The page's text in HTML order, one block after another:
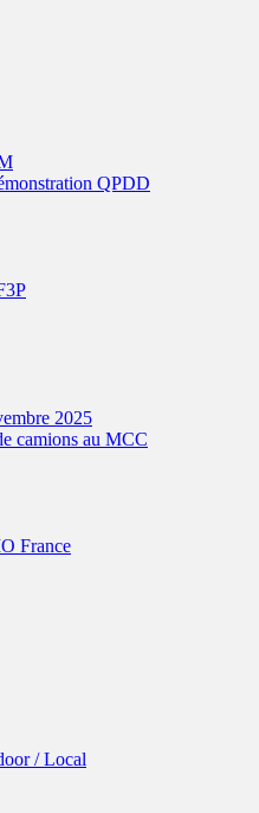
QPDD
2025
camions au MCC
France
/ Local